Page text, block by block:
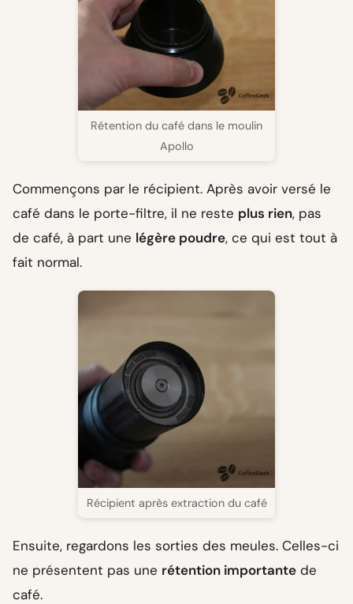
Rétention du café dans le moulin
Apollo
Commençons par le récipient. Après avoir versé le
café dans le porte-filtre, il ne reste plus rien, pas
de café, à part une légère poudre, ce qui est tout à
fait normal.
Récipient après extraction du café
Ensuite, regardons les sorties des meules. Celles-ci
ne présentent pas une rétention importante de
café.